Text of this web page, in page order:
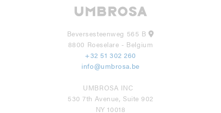
Beversesteenweg 565 B
8800 Roeselare - Belgium
+32 51 302 260
info@umbrosa.be
UMBROSA INC
530 7th Avenue, Suite 902
NY 10018